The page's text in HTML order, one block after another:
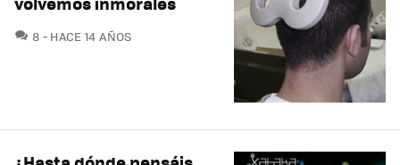
8 COMENTARIOS
HACE 14 AÑOS